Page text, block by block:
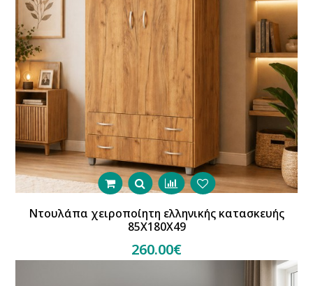
Ντουλάπα χειροποίητη ελληνικής κατασκευής
85Χ180Χ49
260.00€